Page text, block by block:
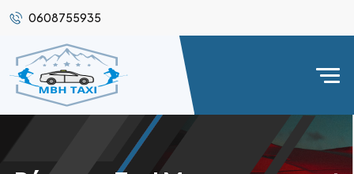
0608755935